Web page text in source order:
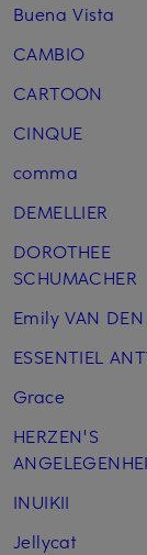
Buena Vista
CAMBIO
CARTOON
CINQUE
comma
DEMELLIER
DOROTHEE
SCHUMACHER
Emily VAN DEN
ESSENTIEL
Grace
HERZEN'S
INUIKII
Jellycat